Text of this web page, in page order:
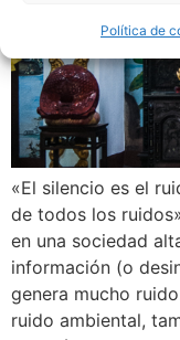
Política de
«El silencio es el
de todos los
en una sociedad
información (o
genera mucho
ruido ambiental,